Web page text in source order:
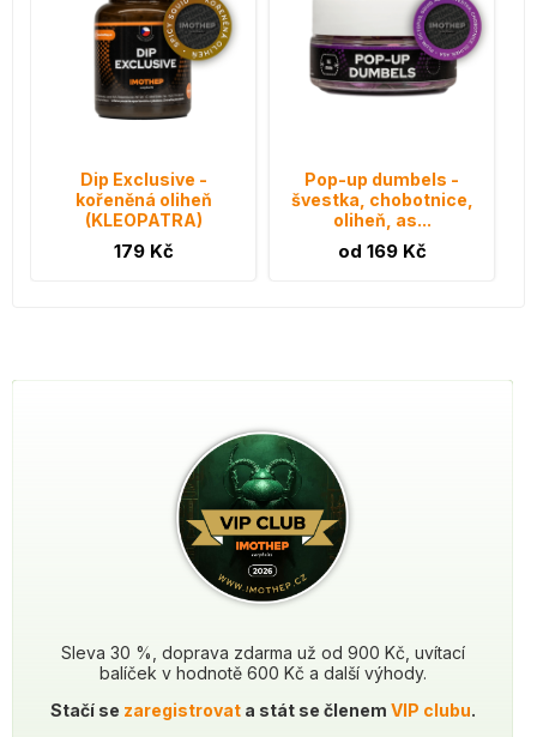
Sleva 30 %, doprava zdarma už od 900 Kč, uvítací
balíček v hodnotě 600 Kč a další výhody.
Stačí se zaregistrovata stát se členem VIP clubu.
Dip Exclusive -
kořeněná oliheň
(KLEOPATRA)
179 Kč
Pop-up dumbels -
švestka, chobotnice,
oliheň, as...
od 169 Kč